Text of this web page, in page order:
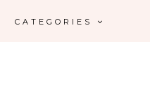
CATEGORIES